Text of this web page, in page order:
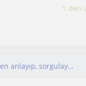
1. ders
ODTÜ Eğitim Fakültesi öğrencisiyim. Konuyu gerçtekten anlayıp, sorgulayabilecek hale gelmeniz için elimden geleni yapacağım